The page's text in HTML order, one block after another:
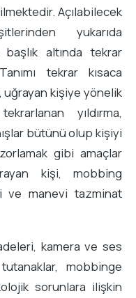
Açılabilecek
yukarıda
altında tekrar
tekrar kısaca
kişiye yönelik
yıldırma,
bütünü olup kişiyi
gibi amaçlar
kişi, mobbing
ve manevi tazminat
kamera ve ses
mobbinge
sorunlara ilişkin